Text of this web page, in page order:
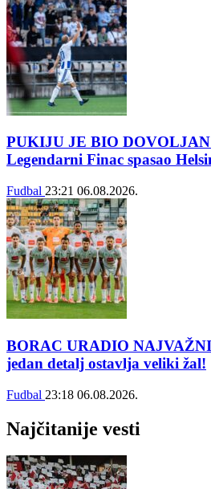
PUKIJU JE BIO
Legendarni Finac spasao
Fudbal 23:21 06.08.2026.
BORAC URADIO
jedan detalj ostavlja veliki žal!
Fudbal 23:18 06.08.2026.
Najčitanije vesti